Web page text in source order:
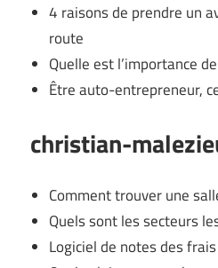
4 raisons de prendre un
route
Quelle est l’importance
Être auto-entrepreneur,
christian-
Comment trouver une
Quels sont les secteurs
Logiciel de notes des